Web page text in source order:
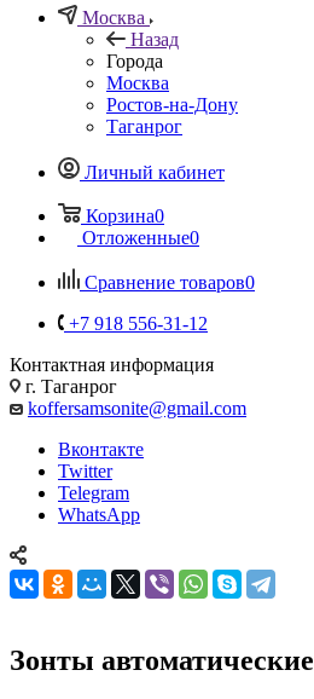
Москва
Назад
Города
Москва
Ростов-на-Дону
Таганрог
Личный кабинет
Корзина0
Отложенные0
Сравнение товаров0
+7 918 556-31-12
Контактная информация
г. Таганрог
koffersamsonite@gmail.com
Вконтакте
Twitter
Telegram
WhatsApp
Зонты автоматические